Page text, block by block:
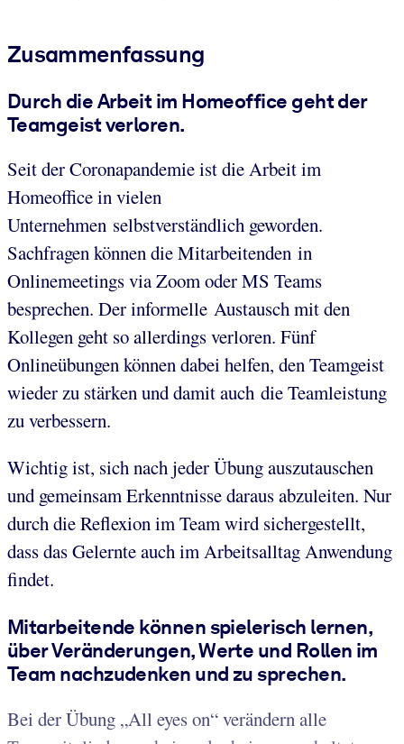
Zusammenfassung
Durch die Arbeit im Homeoffice geht der
Teamgeist verloren.
Seit der Coronapandemie ist die Arbeit im
Homeoffice in vielen
Unternehmen selbstverständlich geworden.
Sachfragen können die Mitarbeitenden in
Onlinemeetings via Zoom oder MS Teams
besprechen. Der informelle Austausch mit den
Kollegen geht so allerdings verloren. Fünf
Onlineübungen können dabei helfen, den Teamgeist
wieder zu stärken und damit auch die Teamleistung
zu verbessern.
Wichtig ist, sich nach jeder Übung auszutauschen
und gemeinsam Erkenntnisse daraus abzuleiten. Nur
durch die Reflexion im Team wird sichergestellt,
dass das Gelernte auch im Arbeitsalltag Anwendung
findet.
Mitarbeitende können spielerisch lernen,
über Veränderungen, Werte und Rollen im
Team nachzudenken und zu sprechen.
Bei der Übung „All eyes on“ verändern alle